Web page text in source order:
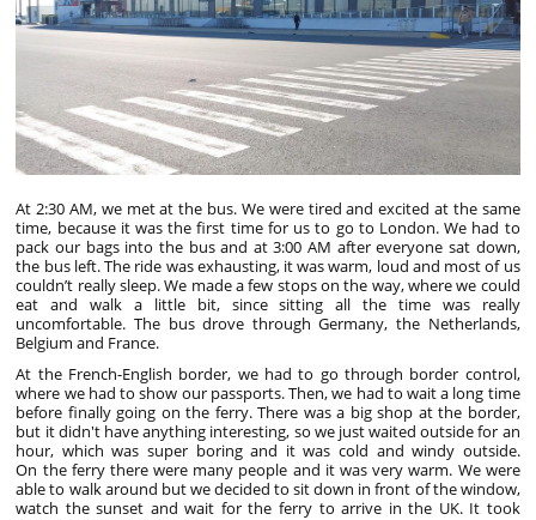
At 2:30 AM, we met at the bus. We were tired and excited at the same
time, because it was the first time for us to go to London. We had to
pack our bags into the bus and at 3:00 AM after everyone sat down,
the bus left. The ride was exhausting, it was warm, loud and most of us
couldn’t reallysleep.We madeafew stopson the way,wherewe could
eat and walk a little bit, since sitting all the time was
really
uncomfortable. The bus drove through Germany, the Netherlands,
Belgium and France.
At the French-English border, we had to go through border control,
where we had to show our passports. Then, we had to wait a long time
before finally going on the ferry. There was a big shop at the border,
but it didn't have anything interesting, so we just waited outside for an
hour, which was super boring and it was cold and windy outside.
On the ferry there were many people and it was very warm. We were
ableto walkaround butwedecided to sit down in front of the window,
watch the sunset and wait for the ferry to arrive in the UK. It took